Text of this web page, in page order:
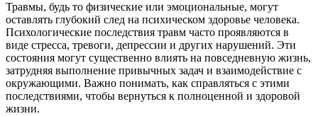
Травмы, будь то физические или эмоциональные, могут
оставлять глубокий след на психическом здоровье человека.
Психологические последствия травм часто проявляются в
виде стресса, тревоги, депрессии и других нарушений. Эти
состояния могут существенно влиять на повседневную жизнь,
затрудняя выполнение привычных задач и взаимодействие с
окружающими. Важно понимать, как справляться с этими
последствиями, чтобы вернуться к полноценной и здоровой
жизни.